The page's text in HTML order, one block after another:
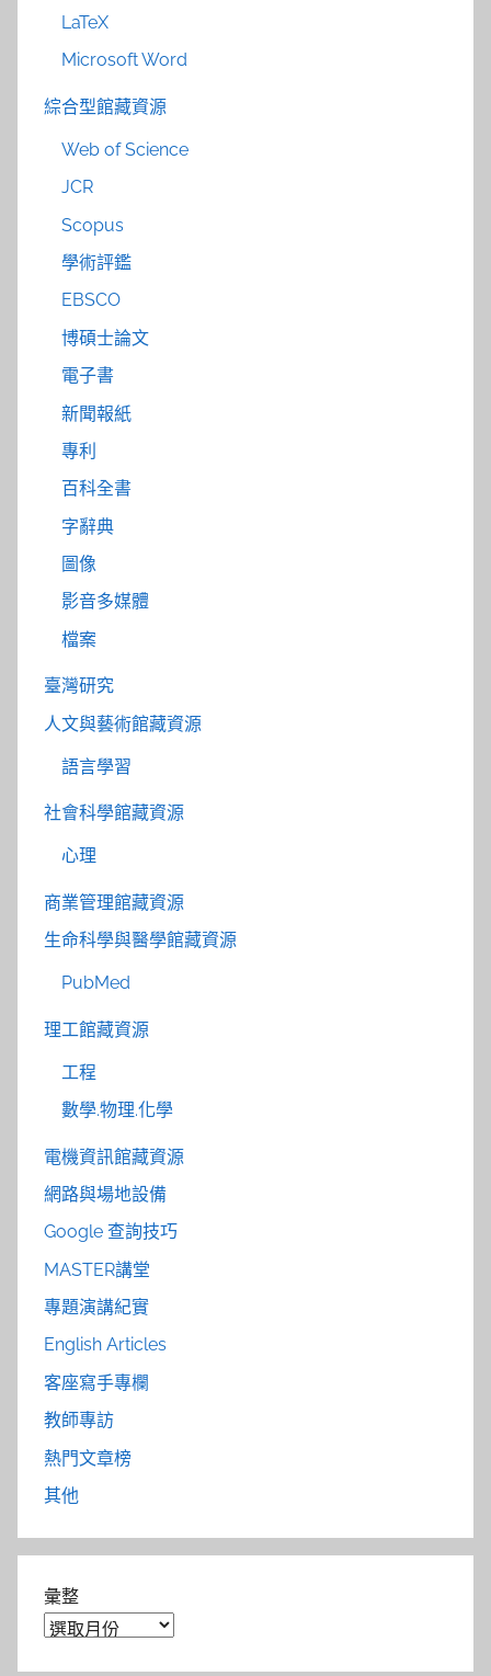
LaTeX
Microsoft Word
綜合型館藏資源
Web of Science
JCR
Scopus
學術評鑑
EBSCO
博碩士論文
電子書
新聞報紙
專利
百科全書
字辭典
圖像
影音多媒體
檔案
臺灣研究
人文與藝術館藏資源
語言學習
社會科學館藏資源
心理
商業管理館藏資源
生命科學與醫學館藏資源
PubMed
理工館藏資源
工程
數學.物理.化學
電機資訊館藏資源
網路與場地設備
Google 查詢技巧
MASTER講堂
專題演講紀實
English Articles
客座寫手專欄
教師專訪
熱門文章榜
其他
彙整